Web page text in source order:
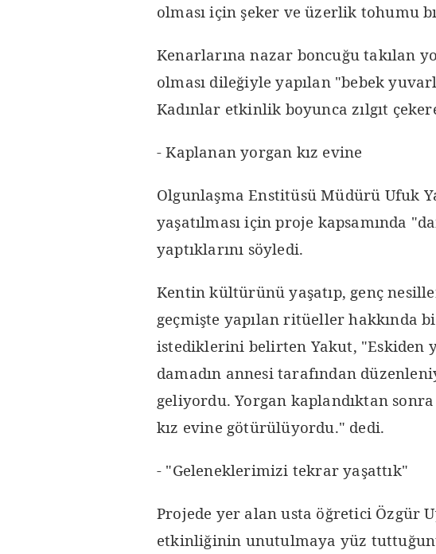
olması için şeker ve üzerlik tohumu
Kenarlarına nazar boncuğu takılan
olması dileğiyle yapılan "bebek
Kadınlar etkinlik boyunca zılgıt
- Kaplanan yorgan kız evine
Olgunlaşma Enstitüsü Müdürü Ufuk
yaşatılması için proje kapsamında
yaptıklarını söyledi.
Kentin kültürünü yaşatıp, genç
geçmişte yapılan ritüeller hakkında
istediklerini belirten Yakut, "Eskiden
damadın annesi tarafından
geliyordu. Yorgan kaplandıktan
kız evine götürülüyordu." dedi.
- "Geleneklerimizi tekrar yaşattık"
Projede yer alan usta öğretici Özgür
etkinliğinin unutulmaya yüz